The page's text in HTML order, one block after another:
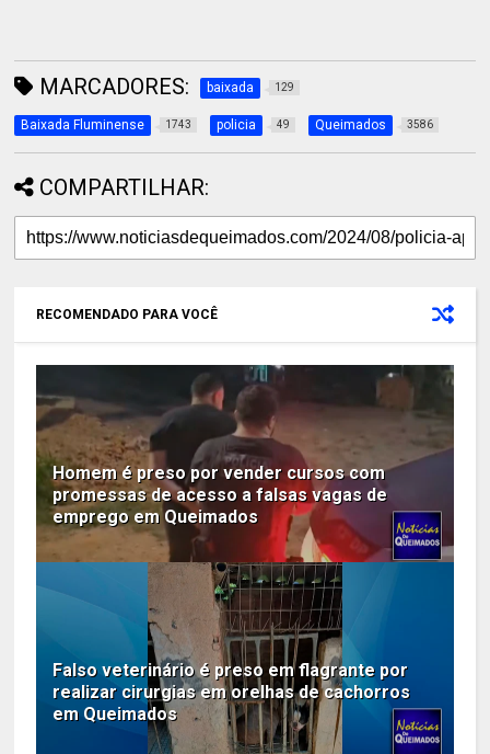
MARCADORES: baixada 129
Baixada Fluminense 1743 policia 49 Queimados 3586
COMPARTILHAR:
RECOMENDADO PARA VOCÊ
Homem é preso por vender cursos com
promessas de acesso a falsas vagas de
emprego em Queimados
Falso veterinário é preso em flagrante por
realizar cirurgias em orelhas de cachorros
em Queimados